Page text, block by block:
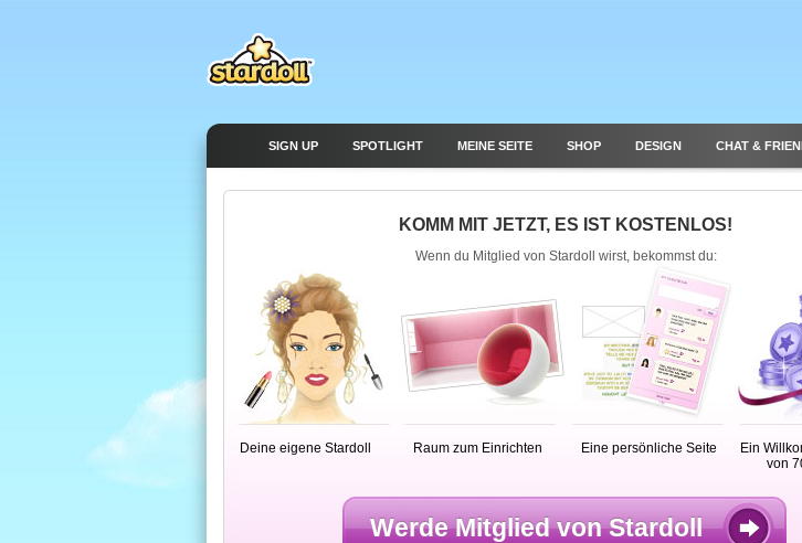
SIGN UP SPOTLIGHT MEINE SEITE SHOP DESIGN CHAT &
KOMM MIT JETZT, ES IST KOSTENLOS!
Wenn du Mitglied von Stardoll wirst, bekommst du:
Deine eigene Stardoll Raum zum Einrichten Eine persönliche Seite
Ein
von
Werde Mitglied von Stardoll